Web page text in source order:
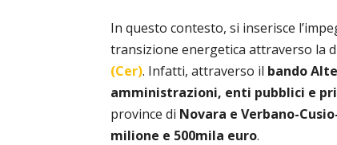
In questo contesto, si inserisce
transizione energetica attraverso la
(Cer). Infatti, attraverso il bando
amministrazioni, enti pubblici e
province di Novara e Verbano-
milione e 500mila euro.